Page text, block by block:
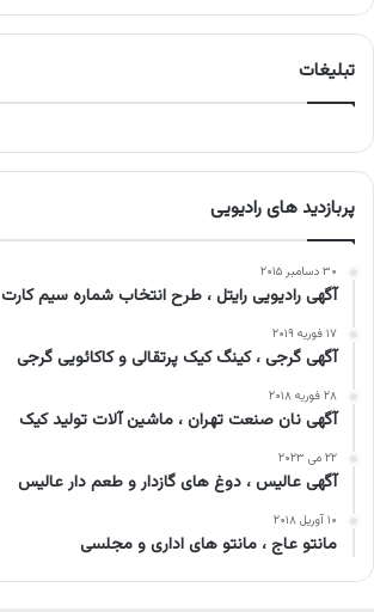
تبلیغات
پربازدید های رادیویی
۳۰ دسامبر ۲۰۱۵
آگهی رادیویی رایتل ، طرح انتخاب شماره سیم کارت
۱۷ فوریه ۲۰۱۹
آگهی گرجی ، کینگ کیک پرتقالی و کاکائویی گرجی
۲۸ فوریه ۲۰۱۸
آگهی نان صنعت تهران ، ماشین آلات تولید کیک
۲۲ می ۲۰۲۳
آگهی عالیس ، دوغ های گازدار و طعم دار عالیس
۱۰ آوریل ۲۰۱۸
مانتو عاج ، مانتو های اداری و مجلسی